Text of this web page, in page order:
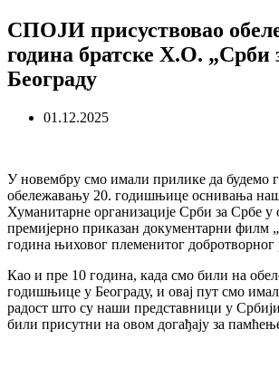
СПОЈИ присуствовао
година братске Х.О. „Срби
Београду
01.12.2025
У новембру смо имали прилике да будемо
обележавању 20. годишњице оснивања
Хуманитарне организације Срби за Србе у
премијерно приказан документарни филм
година њиховог племенитог добротворног
Као и пре 10 година, када смо били на
годишњице у Београду, и овај пут смо
радост што су наши представници у
били присутни на овом догађају за